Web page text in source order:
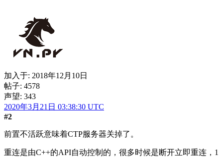
加入于: 2018年12月10日
帖子: 4578
声望: 343
2020年3月21日 03:38:30 UTC
#2
前置不活跃意味着CTP服务器关掉了。
重连是由C++的API自动控制的，很多时候是断开立即重连，1